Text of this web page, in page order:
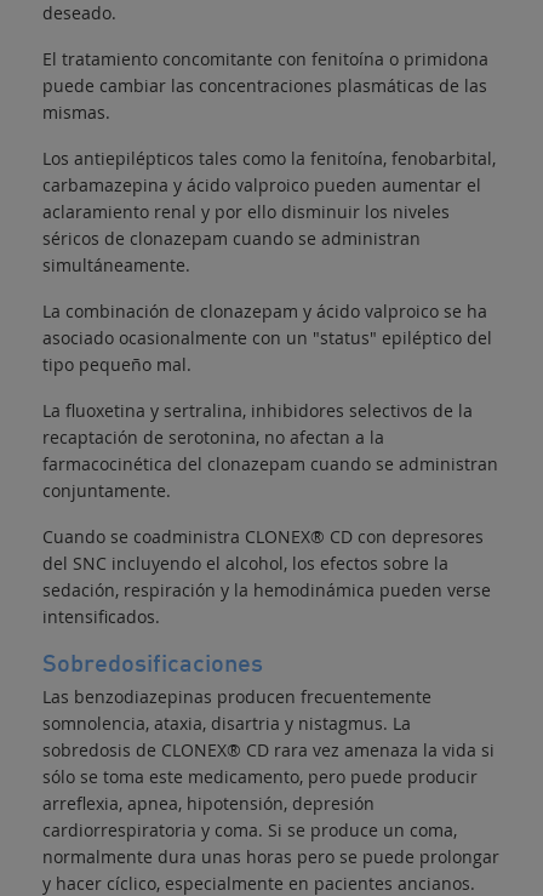
deseado.
El tratamiento concomitante con fenitoína o primidona
puede cambiar las concentraciones plasmáticas de las
mismas.
Los antiepilépticos tales como la fenitoína, fenobarbital,
carbamazepina y ácido valproico pueden aumentar el
aclaramiento renal y por ello disminuir los niveles
séricos de clonazepam cuando se administran
simultáneamente.
La combinación de clonazepam y ácido valproico se ha
asociado ocasionalmente con un "status" epiléptico del
tipo pequeño mal.
La fluoxetina y sertralina, inhibidores selectivos de la
recaptación de serotonina, no afectan a la
farmacocinética del clonazepam cuando se administran
conjuntamente.
Cuando se coadministra CLONEX® CD con depresores
del SNC incluyendo el alcohol, los efectos sobre la
sedación, respiración y la hemodinámica pueden verse
intensificados.
Sobredosificaciones
Las benzodiazepinas producen frecuentemente
somnolencia, ataxia, disartria y nistagmus. La
sobredosis de CLONEX® CD rara vez amenaza la vida si
sólo se toma este medicamento, pero puede producir
arreflexia, apnea, hipotensión, depresión
cardiorrespiratoria y coma. Si se produce un coma,
normalmente dura unas horas pero se puede prolongar
y hacer cíclico, especialmente en pacientes ancianos.